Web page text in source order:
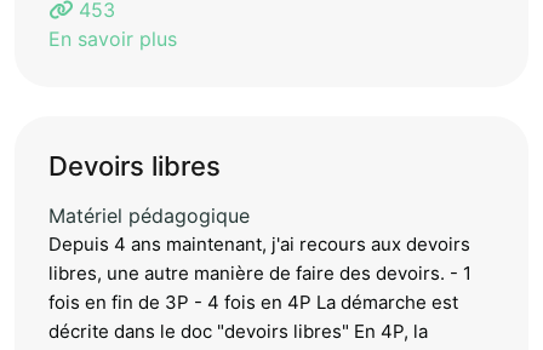
453
En savoir plus
Devoirs libres
Matériel pédagogique
Depuis 4 ans maintenant, j'ai recours aux devoirs
libres, une autre manière de faire des devoirs. - 1
fois en fin de 3P - 4 fois en 4P La démarche est
décrite dans le doc "devoirs libres" En 4P, la